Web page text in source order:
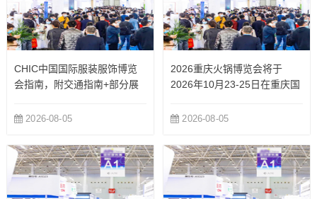
CHIC中国国际服装服饰博览
会指南，附交通指南+部分展
2026-08-05
2026重庆火锅博览会将于
2026年10月23-25日在重庆国
2026-08-05